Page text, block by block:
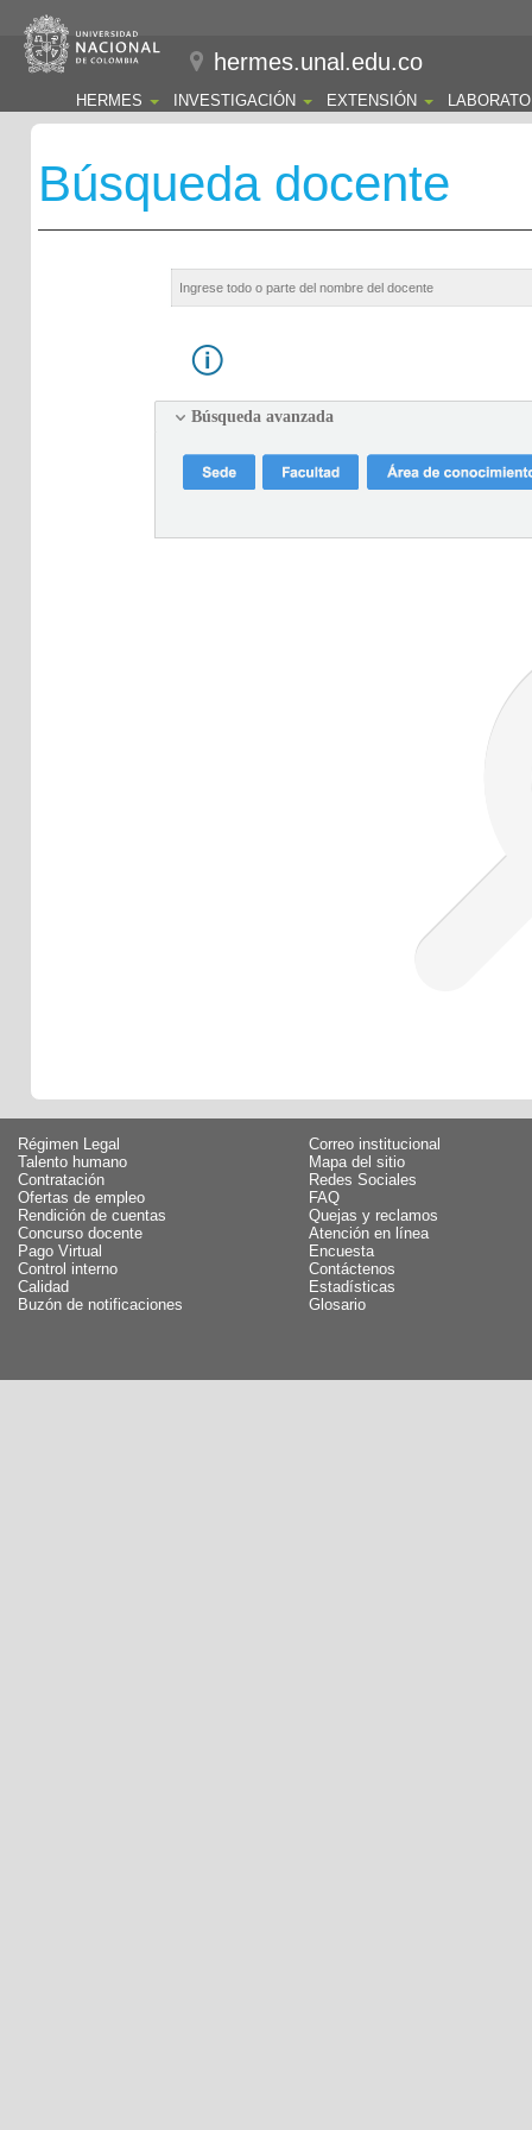
hermes.unal.edu.co
HERMES INVESTIGACIÓN EXTENSIÓN
Búsqueda docente
Búsqueda avanzada
Régimen Legal
Talento humano
Contratación
Ofertas de empleo
Rendición de cuentas
Concurso docente
Pago Virtual
Control interno
Calidad
Buzón de notificaciones
Correo institucional
Mapa del sitio
Redes Sociales
FAQ
Quejas y reclamos
Atención en línea
Encuesta
Contáctenos
Estadísticas
Glosario